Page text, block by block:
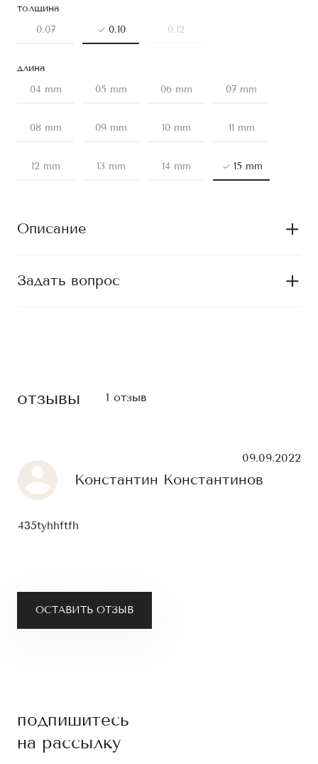
толщина
0.07
0.10 0.12
длина
04 mm
05 mm 06 mm 07 mm
08 mm 09 mm 10 mm 11 mm
12 mm 13 mm 14 mm 15 mm
Описание
Задать вопрос
отзывы 1 отзыв
ОСТАВИТЬ ОТЗЫВ
Константин Константинов
09.09.2022
435tyhhftfh
подпишитесь
на рассылку